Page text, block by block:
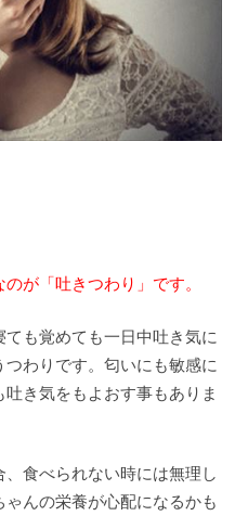
が「吐きつわり」です。
も覚めても一日中吐き気に
わりです。匂いにも敏感に
き気をもよおす事もありま
食べられない時には無理し
んの栄養が心配になるかも